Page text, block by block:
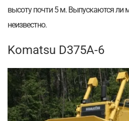
высоту почти 5 м. Выпускаются ли
неизвестно.
Komatsu D375A-6